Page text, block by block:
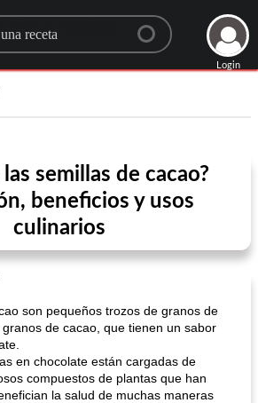
for a recipe
Login
semillas de cacao?
beneficios y usos
culinarios
son pequeños trozos de granos de
de cacao, que tienen un sabor
en chocolate están cargadas de
compuestos de plantas que han
la salud de muchas maneras